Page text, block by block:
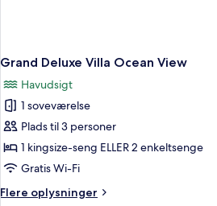
Grand Deluxe Villa Ocean View
Havudsigt
1 soveværelse
Plads til 3 personer
1 kingsize-seng ELLER 2 enkeltsenge
Gratis Wi-Fi
Flere oplysninger
Flere